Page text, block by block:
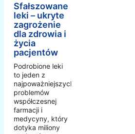
Sfałszowane
leki – ukryte
zagrożenie
dla zdrowia i
życia
pacjentów
Podrobione leki
to jeden z
najpoważniejszych
problemów
współczesnej
farmacji i
medycyny, który
dotyka miliony